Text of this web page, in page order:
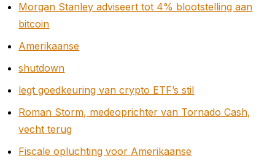
Morgan Stanley adviseert tot 4% blootstelling aan
bitcoin
Amerikaanse
shutdown
legt goedkeuring van crypto ETF’s stil
Roman Storm, medeoprichter van Tornado Cash,
vecht terug
Fiscale opluchting voor Amerikaanse